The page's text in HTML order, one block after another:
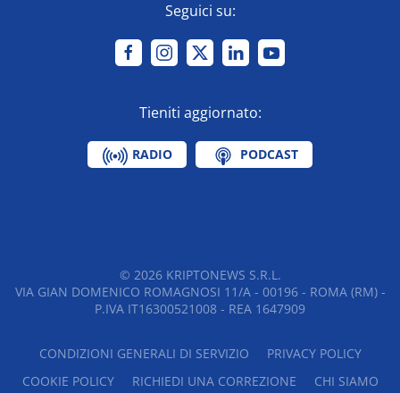
Seguici su:
Tieniti aggiornato:
RADIO PODCAST
© 2026KRIPTONEWS S.R.L.
VIA GIAN DOMENICO ROMAGNOSI 11/A - 00196 - ROMA (RM) -
P.IVA IT16300521008 - REA 1647909
CONDIZIONI GENERALI DI SERVIZIO
PRIVACY POLICY
COOKIE POLICY
RICHIEDI UNA CORREZIONE CHI SIAMO